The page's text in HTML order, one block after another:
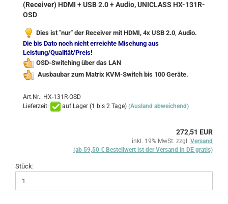
(Receiver) HDMI + USB 2.0 + Audio, UNICLASS HX-131R-
OSD
Dies ist "nur" der Receiver mit HDMI, 4x USB 2.0 Audio.
Die bis Dato noch nicht erreichte Mischung aus
Leistung/Qualität/Preis!
OSD-Switching über das LAN
Ausbaubar zum Matrix KVM-Switch bis 100 Geräte.
Art.Nr.: HX-131R-OSD
Lieferzeit:
auf Lager (1 bis 2 Tage) (Ausland abweichend)
272,51 EUR
inkl. 19% MwSt. zzgl. Versand
(ab 59,50 € Bestellwert ist der Versand in DE gratis)
Stück: